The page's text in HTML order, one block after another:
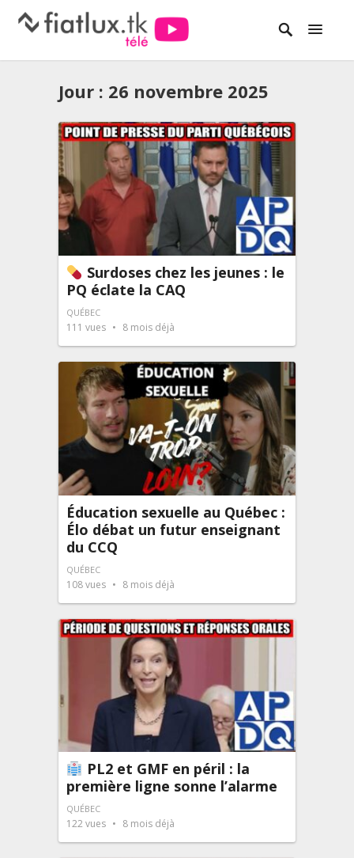
Jour : 26 novembre 2025
Surdoses chez les jeunes : le
PQ éclate la CAQ
QUÉBEC
111 vues 8 mois déjà
Éducation sexuelle au Québec :
Élo débat un futur enseignant
du CCQ
QUÉBEC
108vues 8 mois déjà
PL2 et GMF en péril : la
première ligne sonne l’alarme
QUÉBEC
122vues 8 mois déjà